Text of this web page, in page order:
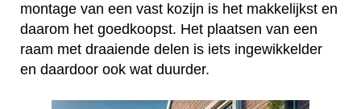
montage van een vast kozijn is het makkelijkst en
daarom het goedkoopst. Het plaatsen van een
raam met draaiende delen is iets ingewikkelder
en daardoor ook wat duurder.